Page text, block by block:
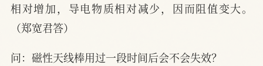
相对增加，导电物质相对减少，因而阻值变大。
（郑宽君答）
问：磁性天线棒用过一段时间后会不会失效？